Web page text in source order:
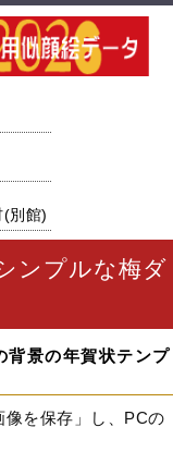
(別館)
ンプルな梅ダ
背景の年賀状テンプ
を保存」し、PCの